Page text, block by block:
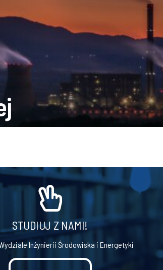
STUDIUJ Z NAMI!
Inżynierii Środowiska i Energetyki